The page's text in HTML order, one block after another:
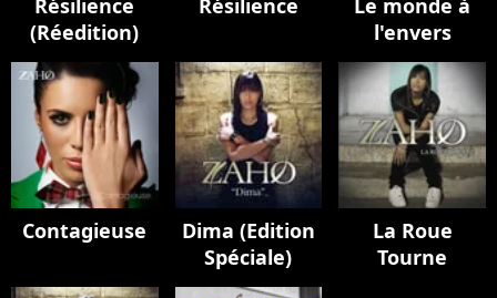
(Réedition)
l'envers
Contagieuse
Dima (Edition
Spéciale)
La Roue
Tourne